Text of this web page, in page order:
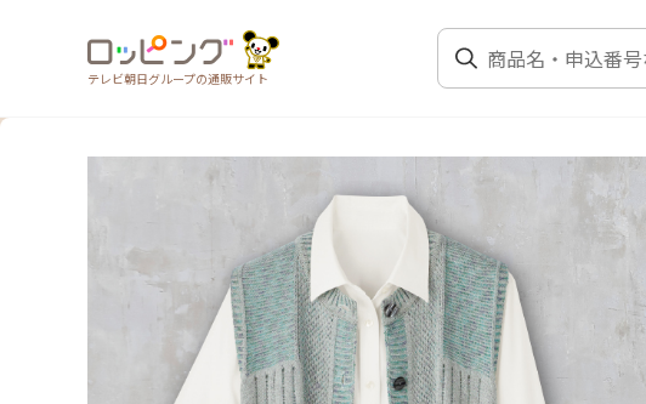
テレビ朝日グループの通販サイト